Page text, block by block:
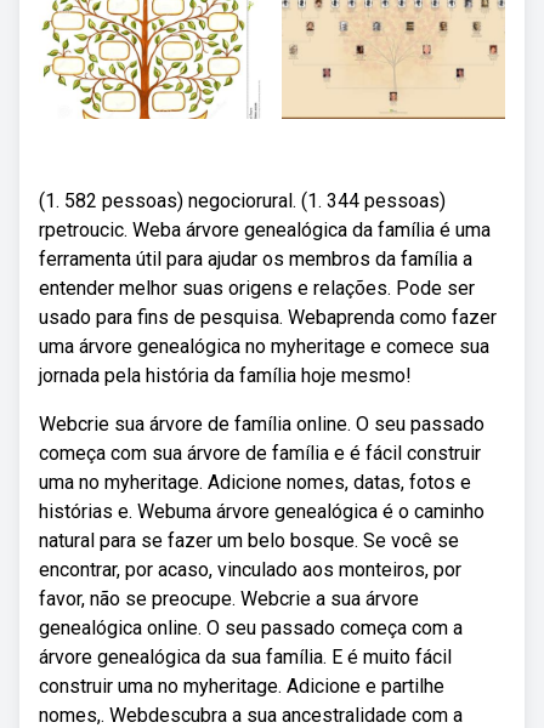
(1. 582 pessoas) negociorural. (1. 344 pessoas)
rpetroucic. Weba árvore genealógica da família é uma
ferramenta útil para ajudar os membros da família a
entender melhor suas origens e relações. Pode ser
usado para fins de pesquisa. Webaprenda como fazer
uma árvore genealógica no myheritage e comece sua
jornada pela história da família hoje mesmo!
Webcrie sua árvore de família online. O seu passado
começa com sua árvore de família e é fácil construir
uma no myheritage. Adicione nomes, datas, fotos e
histórias e. Webuma árvore genealógica é o caminho
natural para se fazer um belo bosque. Se você se
encontrar, por acaso, vinculado aos monteiros, por
favor, não se preocupe. Webcrie a sua árvore
genealógica online. O seu passado começa com a
árvore genealógica da sua família. E é muito fácil
construir uma no myheritage. Adicione e partilhe
nomes,. Webdescubra a sua ancestralidade com a